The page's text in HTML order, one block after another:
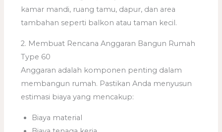
kamar mandi, ruang tamu, dapur, dan area
tambahan seperti balkon atau taman kecil.
2. Membuat Rencana Anggaran Bangun Rumah
Type 60
Anggaran adalah komponen penting dalam
membangun rumah. Pastikan Anda menyusun
estimasi biaya yang mencakup:
Biaya material